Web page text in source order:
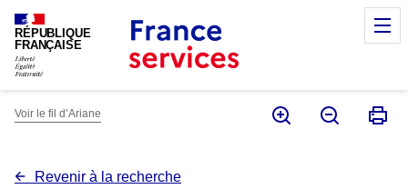
RÉPUBLIQUE
FRANÇAISE
Voir le fil d’Ariane
Revenir à la recherche